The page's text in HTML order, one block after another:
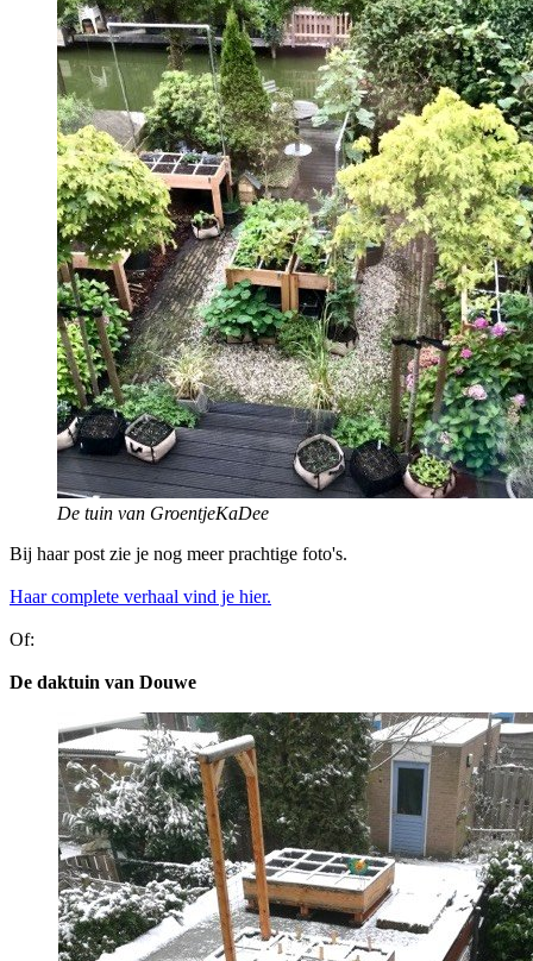
De tuin van GroentjeKaDee
Bij haar post zie je nog meer prachtige foto's.
Haar complete verhaal vind je hier.
Of:
De daktuin van Douwe